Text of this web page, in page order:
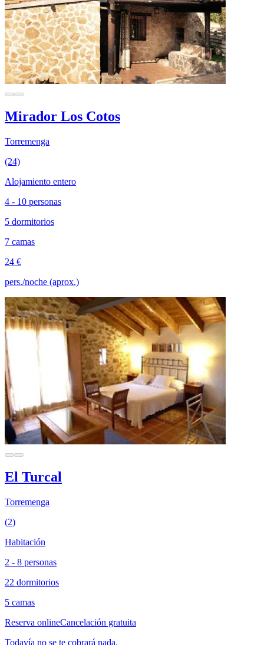
Mirador Los Cotos
Torremenga
(24)
Alojamiento entero
4 - 10 personas
5 dormitorios
7 camas
24 €
pers./noche (aprox.)
El Turcal
Torremenga
(2)
Habitación
2 - 8 personas
22 dormitorios
5 camas
Reserva onlineCancelación gratuita
Todavía no se te cobrará nada.